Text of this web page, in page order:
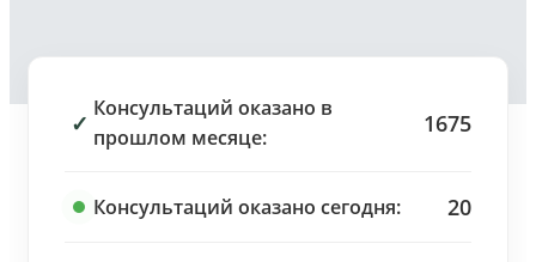
✓
Консультаций оказано в
прошлом месяце:
1675
Консультаций оказано сегодня: 20